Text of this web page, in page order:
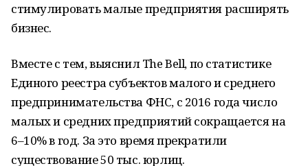
стимулировать малые предприятия расширять
бизнес.
Вместе с тем, выяснил The Bell, по статистике
Единого реестра субъектов малого и среднего
предпринимательства ФНС, с 2016 года число
малых и средних предприятий сокращается на
6–10% в год. За это время прекратили
существование 50 тыс. юрлиц.